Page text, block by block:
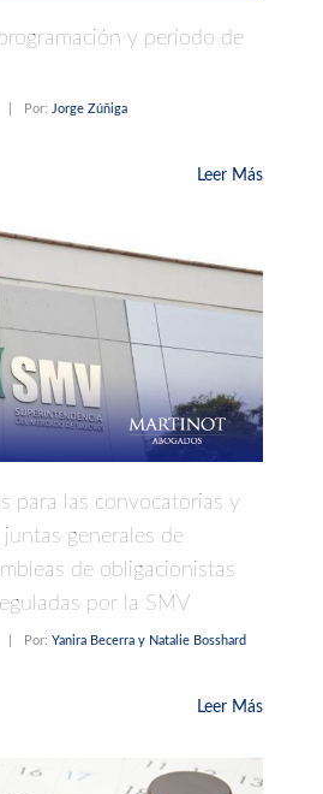
y período de
Por: Jorge Zúñiga
Leer Más
para las convocatorias y
generales de
de obligacionistas
por la SMV
Por: Yanira Becerra y Natalie Bosshard
Leer Más